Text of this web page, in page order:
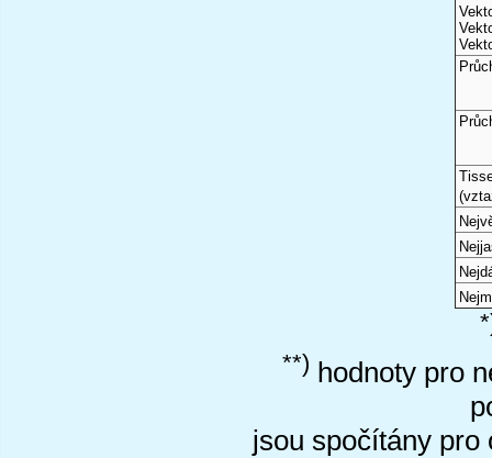
**) hodnoty pro
jsou spočítány pro